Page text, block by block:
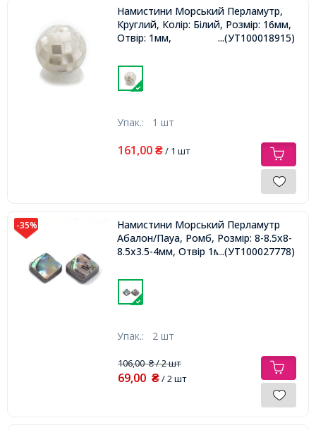
Намистини Морський Перламутр,
Круглий, Колір: Білий, Розмір: 16мм,
Отвір: 1мм,
...(УТ100018915)
Упак.: 1 шт
161,00 ₴/ 1 шт
-35%
Намистини Морський Перламутр
Абалон/Пауа, Ромб, Розмір: 8-8.5х8-
8.5х3.5-4мм, Отвір 1мм,...(УТ100027778)
Упак.: 2 шт
106,00₴/ 2 шт
69,00 ₴/ 2 шт